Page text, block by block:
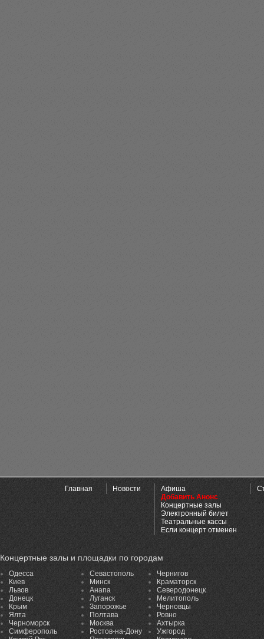
Главная Новости
Афиша
Добавить Анонс
Концертные залы
Электронный билет
Театральные кассы
Если концерт отменен
Концертные залы и площадки по городам
Одесса
Киев
Львов
Донецк
Крым
Ялта
Черноморск
Симферополь
Севастополь
Минск
Анапа
Луганск
Запорожье
Полтава
Москва
Ростов-на-Дону
Чернигов
Краматорск
Северодонецк
Мелитополь
Черновцы
Ровно
Ахтырка
Ужгород